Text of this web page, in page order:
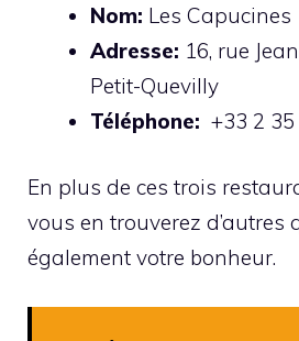
Nom: Les Capucines
Adresse: 16, rue
Petit-Quevilly
Téléphone: +33 2
En plus de ces trois
vous en trouverez d’autres
également votre bonheur.